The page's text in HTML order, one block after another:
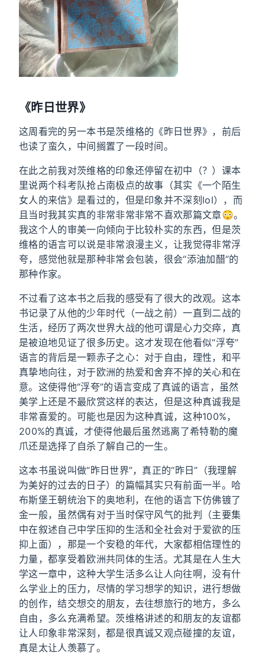
《昨日世界》
这周看完的另一本书是茨维格的《昨日世界》，前后
也读了蛮久，中间搁置了一段时间。
在此之前我对茨维格的印象还停留在初中（？）课本
里说两个科考队抢占南极点的故事（其实《一个陌生
女人的来信》是看过的，但是印象并不深刻lol），而
且当时我其实真的非常非常非常不喜欢那篇文章😳。
我这个人的审美一向倾向于比较朴实的东西，但是茨
维格的语言可以说是非常浪漫主义，让我觉得非常浮
夸，感觉他就是那种非常会包装，很会“添油加醋”的
那种作家。
不过看了这本书之后我的感受有了很大的改观。这本
书记录了从他的少年时代（一战之前）一直到二战的
生活，经历了两次世界大战的他可谓是心力交瘁，真
是被迫地见证了很多历史。这才发现在他看似“浮夸”
语言的背后是一颗赤子之心：对于自由，理性，和平
真挚地向往，对于欧洲的热爱和舍弃不掉的关心和在
意。这使得他“浮夸”的语言变成了真诚的语言，虽然
美学上还是不最欣赏这样的表达，但是这种真诚我是
非常喜爱的。可能也是因为这种真诚，这种100%，
200%的真诚，才使得他最后虽然逃离了希特勒的魔
爪还是选择了自杀了解自己的一生。
这本书虽说叫做“昨日世界”，真正的“昨日”（我理解
为美好的过去的日子）的篇幅其实只有前面一半。哈
布斯堡王朝统治下的奥地利，在他的语言下仿佛镀了
金一般，虽然偶有对于当时保守风气的批判（主要集
中在叙述自己中学压抑的生活和全社会对于爱欲的压
抑上面），那是一个安稳的年代，大家都相信理性的
力量，都享受着欧洲共同体的生活。尤其是在人生大
学这一章中，这种大学生活多么让人向往啊，没有什
么学业上的压力，尽情的学习想学的知识，进行想做
的创作，结交想交的朋友，去往想旅行的地方，多么
自由，多么充满希望。茨维格讲述的和朋友的友谊都
让人印象非常深刻，都是很真诚又观点碰撞的友谊，
真是太让人羡慕了。